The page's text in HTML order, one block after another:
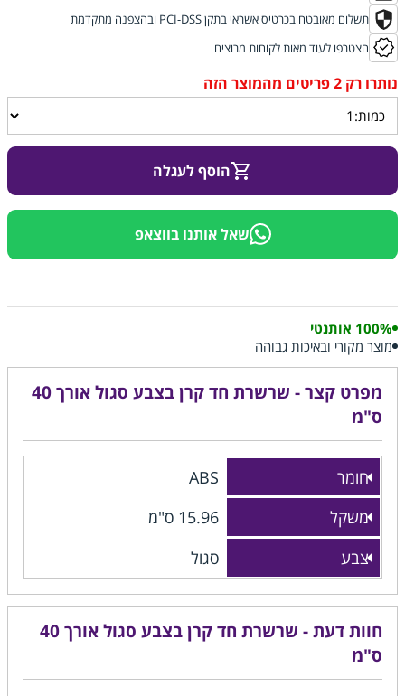
תשלום מאובטח בכרטיס אשראי בתקן PCI-DSS ובהצפנה מתקדמת
הצטרפו לעוד מאות לקוחות מרוצים
הוסף לעגלה
שאל אותנו בווצאפ
100% אותנטי
מוצר מקורי ובאיכות גבוהה
מפרט קצר - שרשרת חד קרן בצבע סגול אורך 40
ס"מ
חומר
ABS
משקל
15.96 ס"מ
צבע
סגול
חוות דעת - שרשרת חד קרן בצבע סגול אורך 40
ס"מ